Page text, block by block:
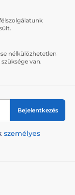
a
méretes és
Így házi
külső
a
nélkülözhetetlen
van.
Bejelentkezés
személyes